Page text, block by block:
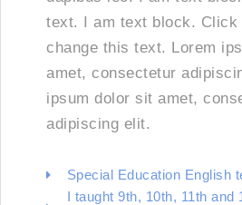
text. I am text block. Click
change this text. Lorem
amet, consectetur
ipsum dolor sit amet,
adipiscing elit.
Special Education English
I taught 9th, 10th, 11th and